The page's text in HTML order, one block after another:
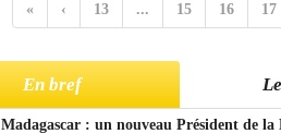
« ‹ 13 ... 15 16 17
En bref
Madagascar : un nouveau Président de